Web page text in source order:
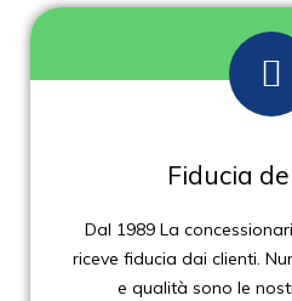
Fiducia
Dal 1989 La
riceve fiducia dai clienti.
e qualità sono le